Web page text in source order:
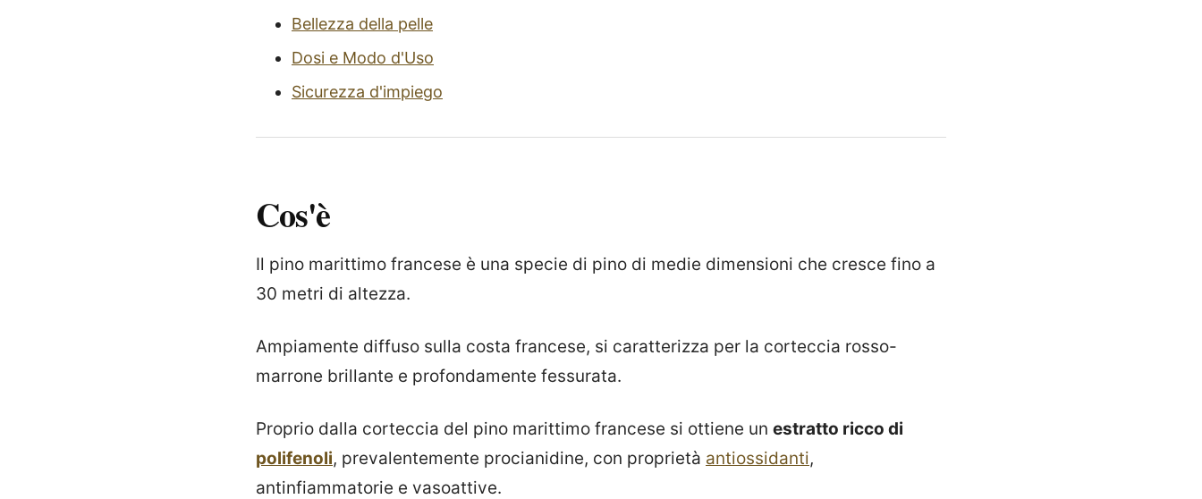
Bellezza della pelle
Dosi e Modo d'Uso
Sicurezza d'impiego
Cos'è
Il pino marittimo francese è una specie di pino di medie dimensioni che cresce fino a
30 metri di altezza.
Ampiamente diffuso sulla costa francese, si caratterizza per la corteccia rosso-
marrone brillante e profondamente fessurata.
Proprio dalla corteccia del pino marittimo francese si ottiene un estratto ricco di
polifenoli, prevalentemente procianidine, con proprietà antiossidanti,
antinfiammatorie e vasoattive.